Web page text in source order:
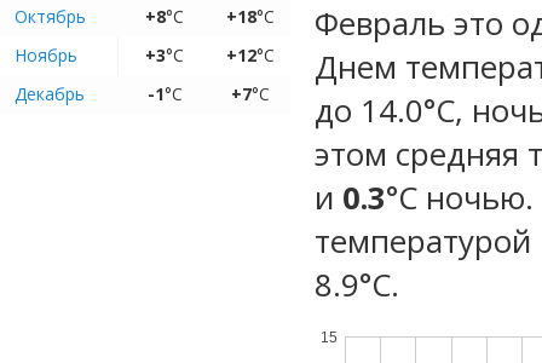
Октябрь
+8°C +18°C
Ноябрь
+3°C +12°C
Декабрь
-1°C +7°C
Февраль это
Днем
до 14.0°C,
этом средняя
и 0.3°C
температурой
8.9°С.
15